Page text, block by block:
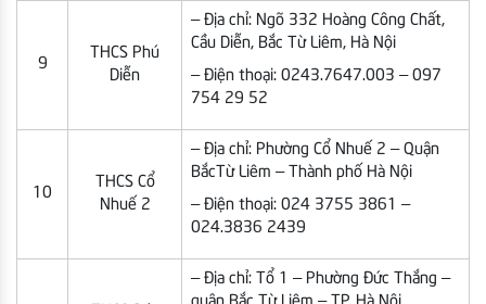
9
THCS Phú
Diễn
– Địa chỉ: Ngõ 332 Hoàng Công Chất,
Cầu Diễn, Bắc Từ Liêm, Hà Nội
– Điện thoại: 0243.7647.003 – 097
754 29 52
10
THCS Cổ
Nhuế 2
– Địa chỉ: Phường Cổ Nhuế 2 – Quận
BắcTừ Liêm – Thành phố Hà Nội
– Điện thoại: 024 3755 3861 –
024.3836 2439
– Địa chỉ: Tổ 1 – Phường Đức Thắng –